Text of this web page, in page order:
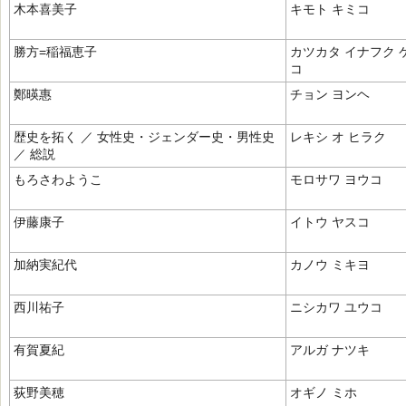
木本喜美子 キモト キミコ
勝方=稲福恵子
カツカタ イナフク
コ
鄭暎惠
チョン ヨンヘ
歴史を拓く ／ 女性史・ジェンダー史・男性史
／ 総説
レキシ オ ヒラク
もろさわようこ モロサワ ヨウコ
伊藤康子 イトウ ヤスコ
加納実紀代 カノウ ミキヨ
西川祐子 ニシカワ ユウコ
有賀夏紀 アルガ ナツキ
荻野美穂 オギノ ミホ